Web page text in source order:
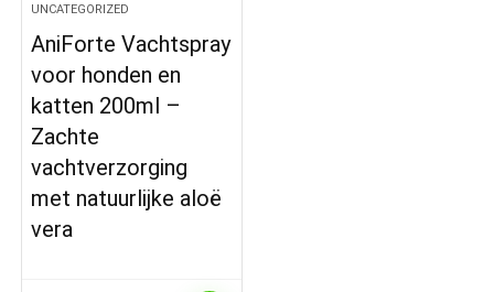
UNCATEGORIZED
AniForte Vachtspray
voor honden en
katten 200ml –
Zachte
vachtverzorging
met natuurlijke aloë
vera